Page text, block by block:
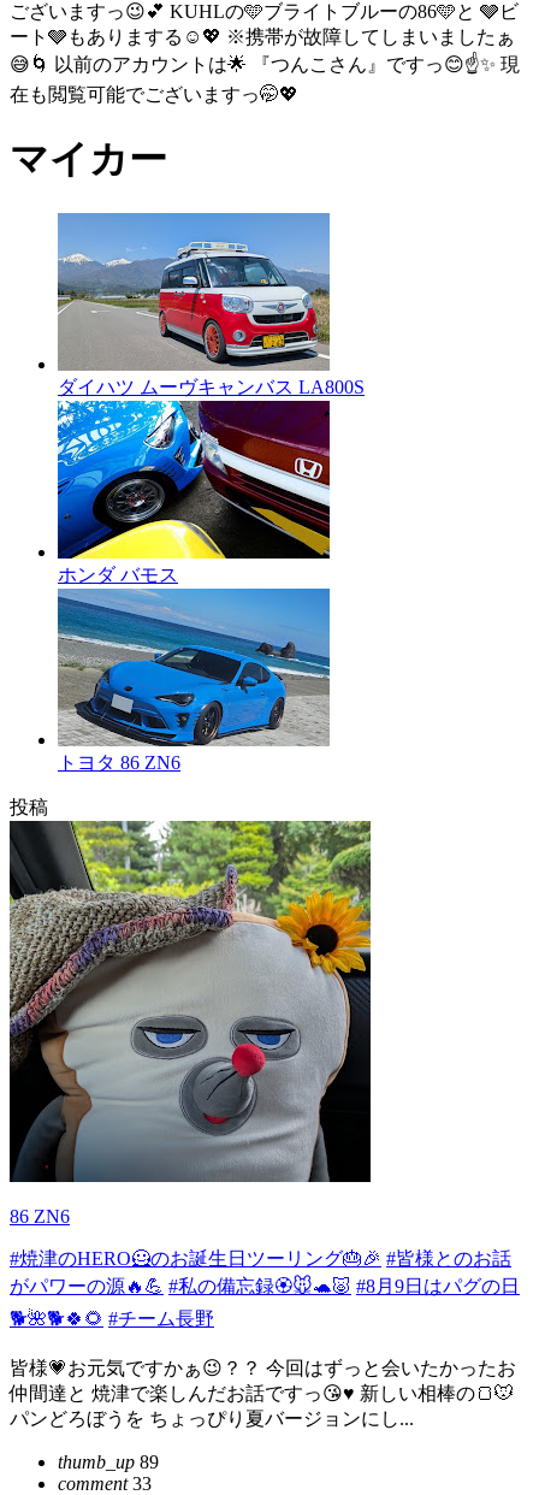
ございますっ😉💕 KUHLの🩵ブライトブルーの86🩵と 🩶ビ
ート🩶もありまする☺️💖 ※携帯が故障してしまいましたぁ
😅🌀 以前のアカウントは🌟 『つんこさん』ですっ😊☝✨ 現
在も閲覧可能でございますっ🤭💖
マイカー
ダイハツ ムーヴキャンバス LA800S
ホンダ バモス
トヨタ 86 ZN6
投稿
86 ZN6
#焼津のHERO🦸のお誕生日ツーリング🎂🎉 #皆様とのお話
がパワーの源🔥💪 #私の備忘録🏵️🐭🐢🐷 #8月9日はパグの日
🐕🌺🐕🍀🌻 #チーム長野
皆様💗お元気ですかぁ😉？？ 今回はずっと会いたかったお
仲間達と 焼津で楽しんだお話ですっ😘♥️ 新しい相棒の🍞🐭
パンどろぼうを ちょっぴり夏バージョンにし...
thumb_up 89
comment33